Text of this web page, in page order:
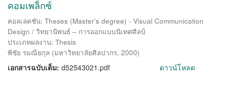
คอมเพล็กซ์
คอลเลคชัน: Theses (Master's degree) - Visual Communication
Design / วิทยานิพนธ์ – การออกแบบนิเทศศิลป์
ประเภทผลงาน: Thesis
พิชัย รมณียกุล (มหาวิทยาลัยศิลปากร, 2000)
เอกสารฉบับเต็ม: d52543021.pdf ดาวน์โหลด